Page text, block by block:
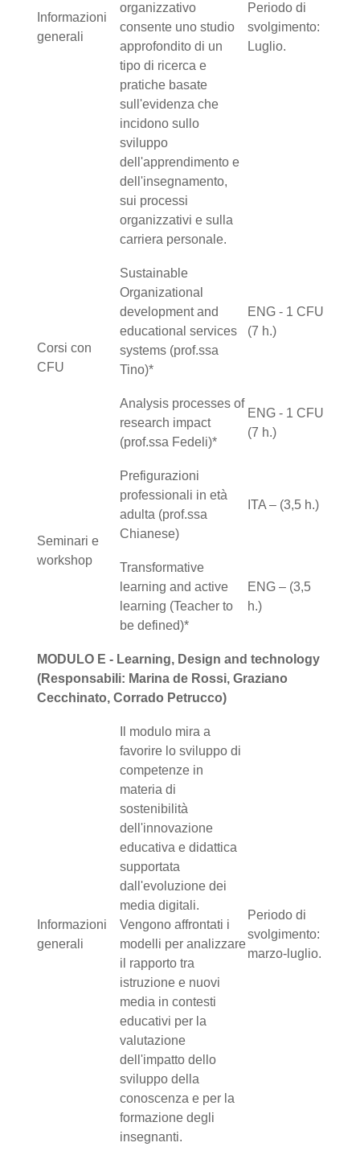
Informazioni
generali
organizzativo
consente uno studio
approfondito di un
tipo di ricerca e
pratiche basate
sull'evidenza che
incidono sullo
sviluppo
dell'apprendimento e
dell'insegnamento,
sui processi
organizzativi e sulla
carriera personale.
Periodo di
svolgimento:
Luglio.
Corsi con
CFU
Sustainable
Organizational
development and
educational services
systems (prof.ssa
Tino)*
ENG - 1 CFU
(7 h.)
Analysis processes of
research impact
(prof.ssa Fedeli)*
ENG - 1 CFU
(7 h.)
Seminari e
workshop
Prefigurazioni
professionali in età
adulta (prof.ssa
Chianese)
ITA – (3,5 h.)
Transformative
learning and active
learning (Teacher to
be defined)*
ENG – (3,5
h.)
MODULO E - Learning, Design and technology
(Responsabili: Marina de Rossi, Graziano
Cecchinato, Corrado Petrucco)
Informazioni
generali
Il modulo mira a
favorire lo sviluppo di
competenze in
materia di
sostenibilità
dell'innovazione
educativa e didattica
supportata
dall'evoluzione dei
media digitali.
Vengono affrontati i
modelli per analizzare
il rapporto tra
istruzione e nuovi
media in contesti
educativi per la
valutazione
dell'impatto dello
sviluppo della
conoscenza e per la
formazione degli
insegnanti.
Periodo di
svolgimento:
marzo-luglio.